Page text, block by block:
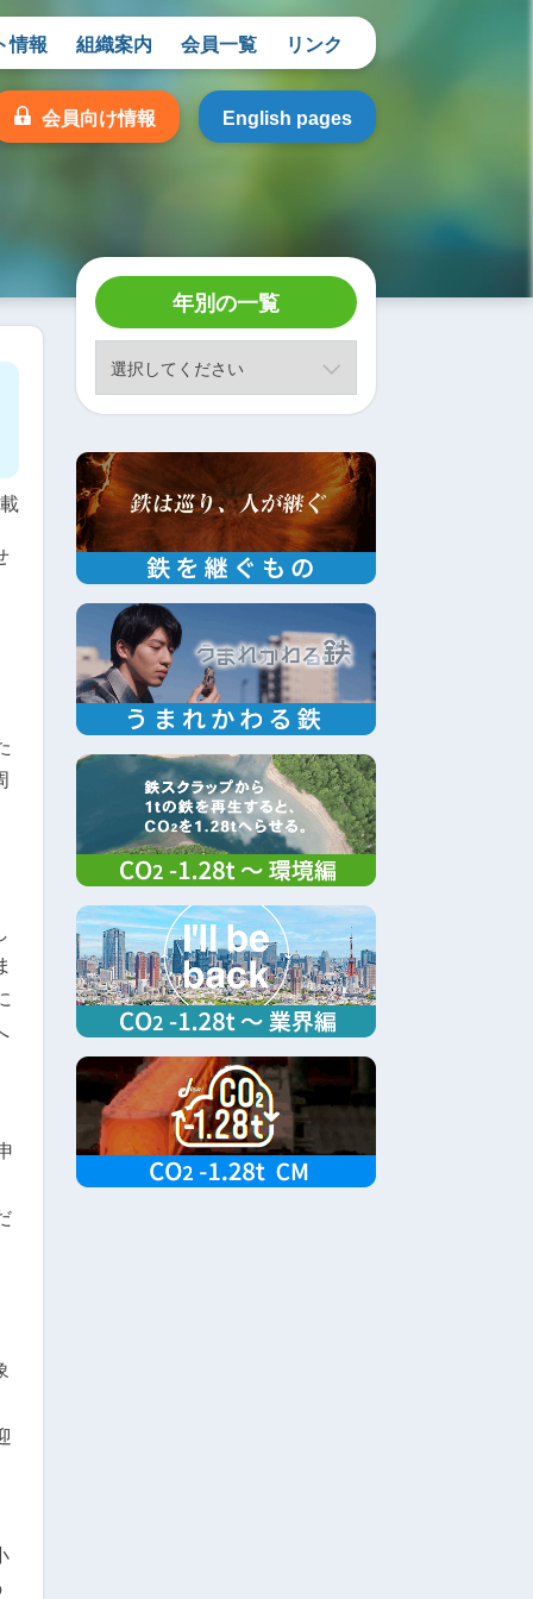
情報 組織案内 会員一覧 リンク
会員向け情報 English pages
年別の一覧